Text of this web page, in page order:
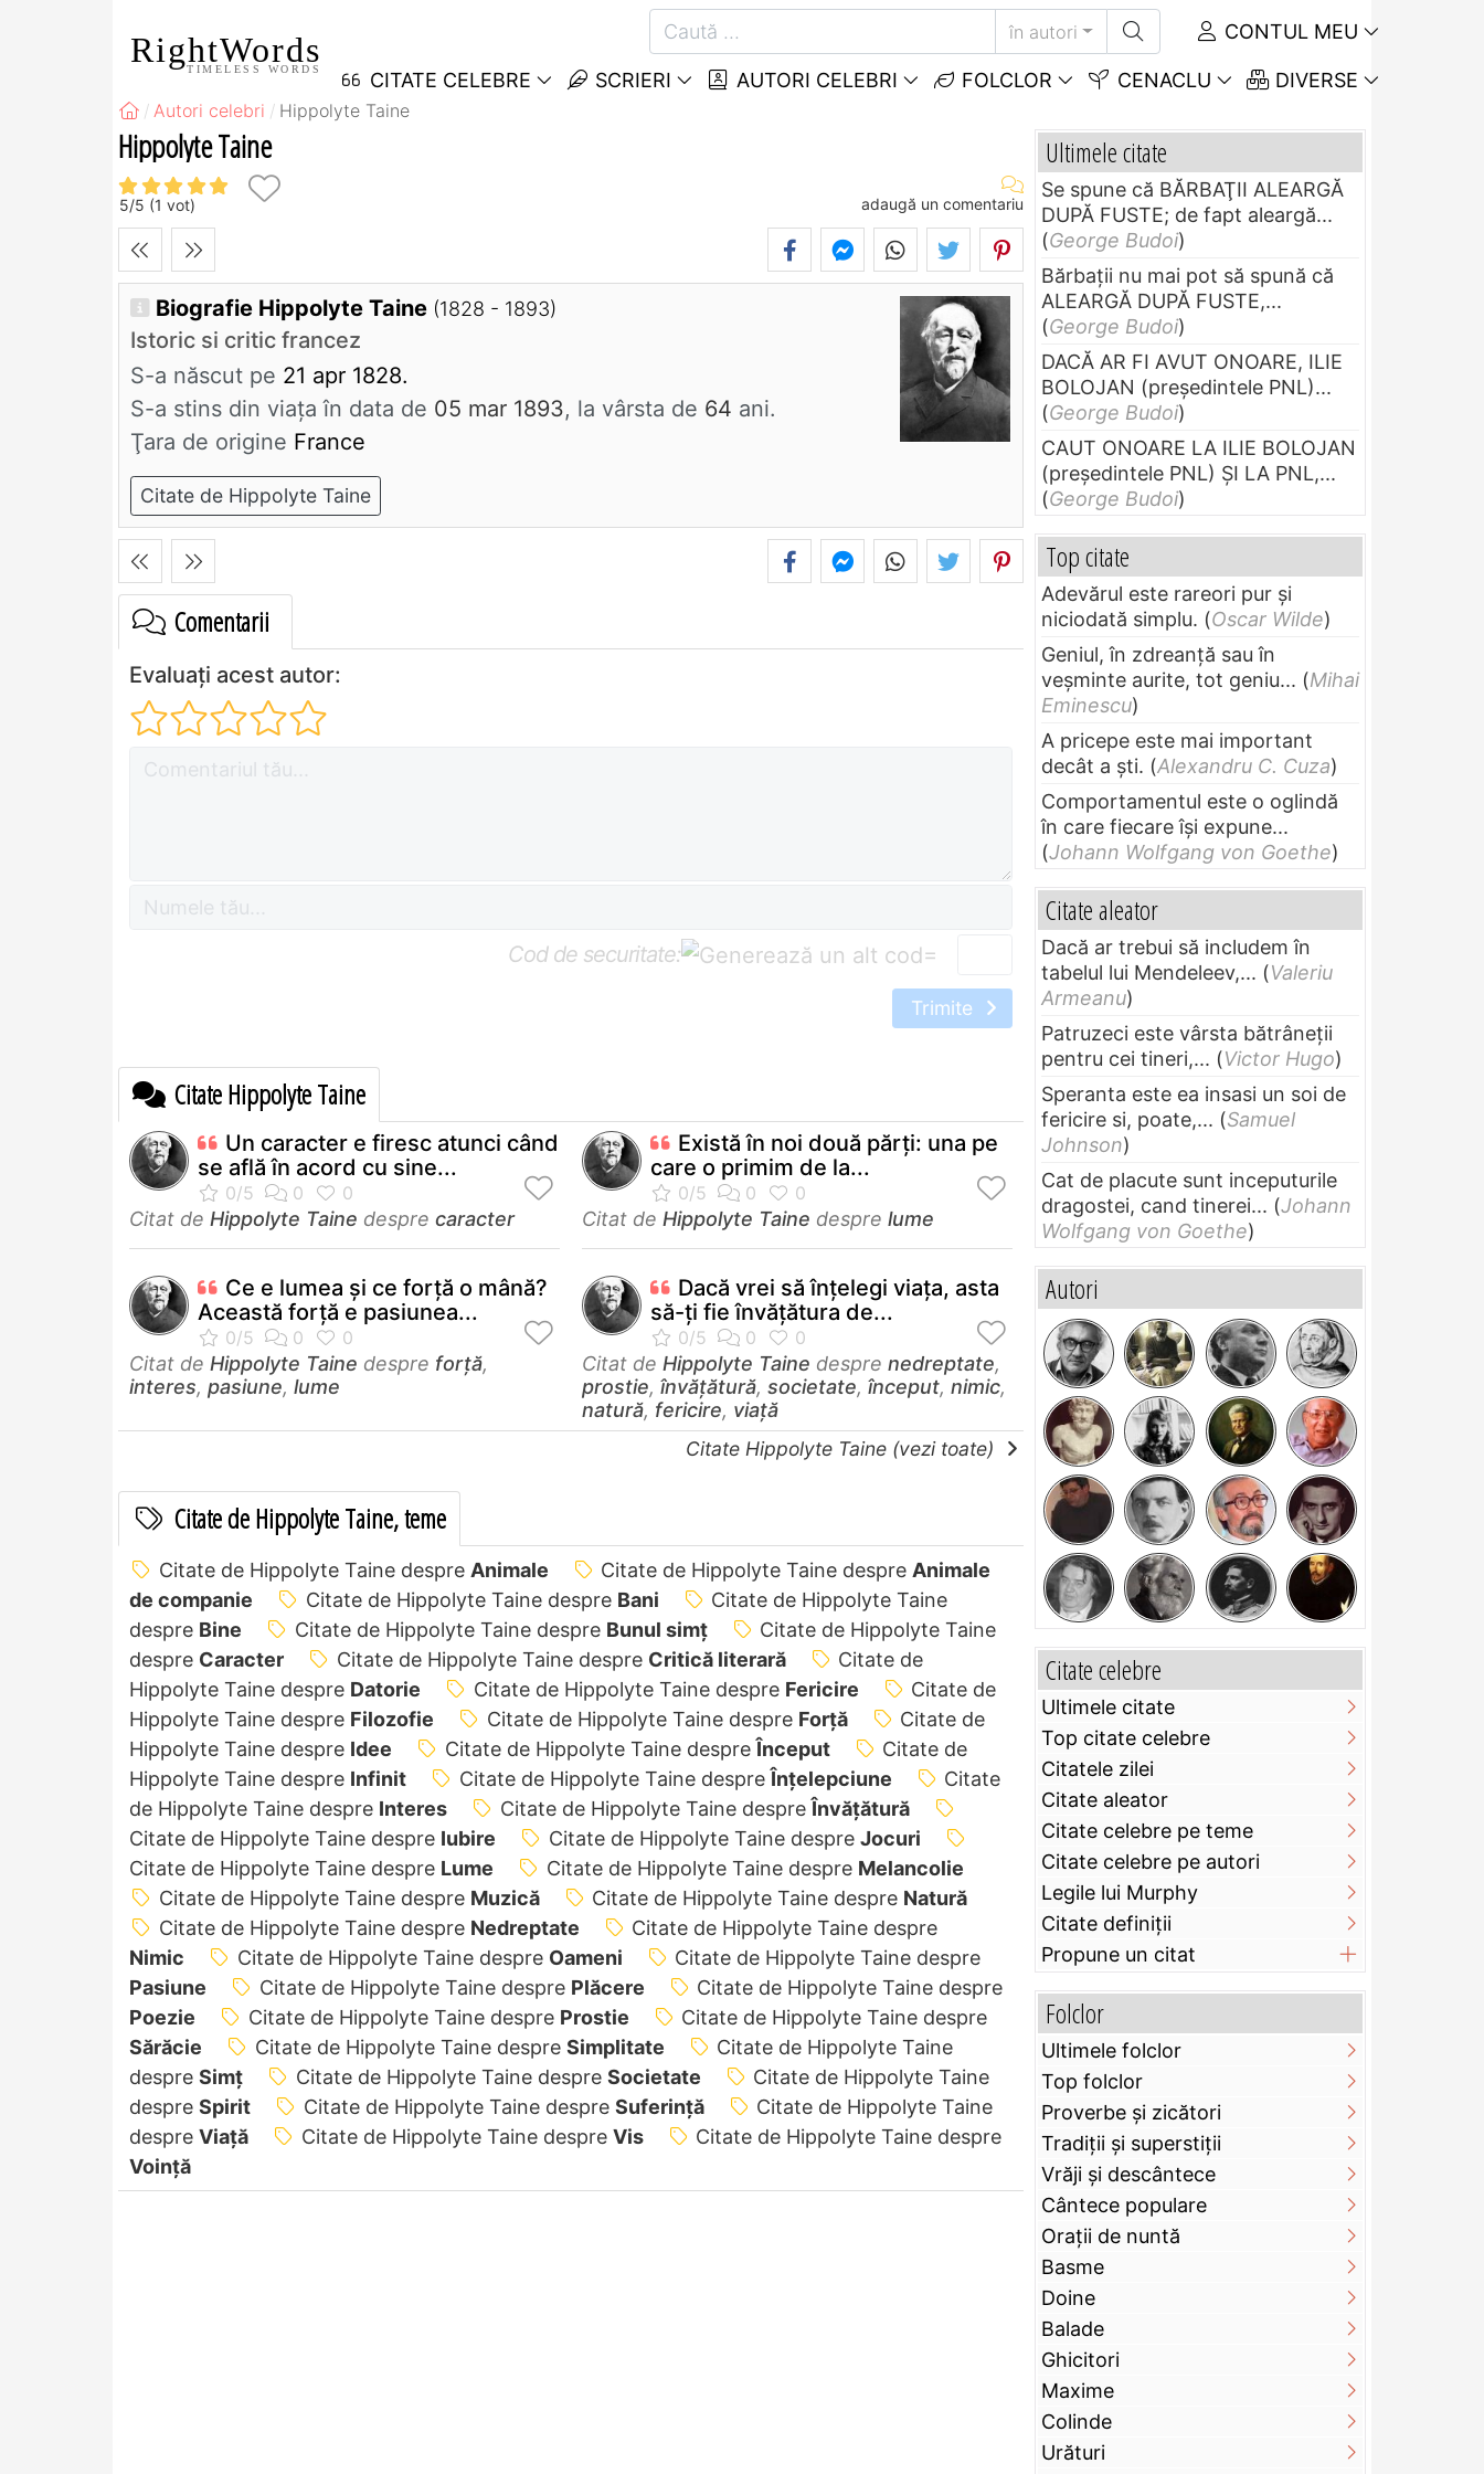
RightWords
TIMELESS WORDS
în autori CONTUL MEU
CITATE CELEBRE SCRIERI AUTORI CELEBRI FOLCLOR CENACLU DIVERSE
Autori celebri Hippolyte Taine
Hippolyte Taine
5/5 (1 vot) adaugă un comentariu
Biografie Hippolyte Taine (1828 - 1893)
Istoric si critic francez
S-a născut pe 21 apr 1828.
S-a stins din viaţa în data de 05 mar 1893, la vârsta de 64 ani.
Ţara de origine France
Citate de Hippolyte Taine
Comentarii
Evaluați acest autor:
Cod de securitate: =
Trimite
Citate Hippolyte Taine
Un caracter e firesc atunci când
se află în acord cu sine...
Citat de Hippolyte Taine despre caracter
Există în noi două părţi: una pe
care o primim de la...
Citat de Hippolyte Taine despre lume
Ce e lumea şi ce forţă o mână?
Această forţă e pasiunea...
Citat de Hippolyte Taine despre forță,
interes, pasiune, lume
Dacă vrei să înţelegi viaţa, asta
să-ţi fie învăţătura de...
Citat de Hippolyte Taine despre nedreptate,
prostie, învățătură, societate, început, nimic,
natură, fericire, viață
Citate Hippolyte Taine (vezi toate)
Citate de Hippolyte Taine, teme
Citate de Hippolyte Taine despre Animale Citate de Hippolyte Taine despre Animale
de companie
Citate de Hippolyte Taine despre Bani
Citate de Hippolyte Taine
despre Bine Citate de Hippolyte Taine despre Bunul simț
Citate de Hippolyte Taine
despre Caracter Citate de Hippolyte Taine despre Critică literară
Citate de
Hippolyte Taine despre Datorie Citate de Hippolyte Taine despre Fericire
Citate de
Hippolyte Taine despre Filozofie Citate de Hippolyte Taine despre Forță
Citate de
Hippolyte Taine despre Idee Citate de Hippolyte Taine despre Început
Citate de
Hippolyte Taine despre Infinit Citate de Hippolyte Taine despre Înțelepciune
Citate
de Hippolyte Taine despre Interes Citate de Hippolyte Taine despre Învățătură
Citate de Hippolyte Taine despre Iubire Citate de Hippolyte Taine despre Jocuri
Citate de Hippolyte Taine despre Lume Citate de Hippolyte Taine despre Melancolie
Citate de Hippolyte Taine despre Muzică Citate de Hippolyte Taine despre Natură
Citate de Hippolyte Taine despre Nedreptate
Citate de Hippolyte Taine despre
Nimic
Citate de Hippolyte Taine despre Oameni
Citate de Hippolyte Taine despre
Pasiune
Citate de Hippolyte Taine despre Plăcere
Citate de Hippolyte Taine despre
Poezie
Citate de Hippolyte Taine despre Prostie
Citate de Hippolyte Taine despre
Sărăcie
Citate de Hippolyte Taine despre Simplitate
Citate de Hippolyte Taine
despre Simț Citate de Hippolyte Taine despre Societate
Citate de Hippolyte Taine
despre Spirit Citate de Hippolyte Taine despre Suferință
Citate de Hippolyte Taine
despre Viață Citate de Hippolyte Taine despre Vis
Citate de Hippolyte Taine despre
Voință
Ultimele citate
Se spune că BĂRBAŢII ALEARGĂ
DUPĂ FUSTE; de fapt aleargă...
(George Budoi)
Bărbaţii nu mai pot să spună că
ALEARGĂ DUPĂ FUSTE,...
(George Budoi)
DACĂ AR FI AVUT ONOARE, ILIE
BOLOJAN (preşedintele PNL)...
(George Budoi)
CAUT ONOARE LA ILIE BOLOJAN
(preşedintele PNL) ŞI LA PNL,...
(George Budoi)
Top citate
Adevărul este rareori pur și
niciodată simplu. (Oscar Wilde)
Geniul, în zdreanţă sau în
veşminte aurite, tot geniu... (Mihai
Eminescu)
A pricepe este mai important
decât a ști. (Alexandru C. Cuza)
Comportamentul este o oglindă
în care fiecare își expune...
(Johann Wolfgang von Goethe)
Citate aleator
Dacă ar trebui să includem în
tabelul lui Mendeleev,... (Valeriu
Armeanu)
Patruzeci este vârsta bătrâneții
pentru cei tineri,... (Victor Hugo)
Speranta este ea insasi un soi de
fericire si, poate,... (Samuel
Johnson)
Cat de placute sunt inceputurile
dragostei, cand tinerei... (Johann
Wolfgang von Goethe)
Autori
Citate celebre
Ultimele citate
Top citate celebre
Citatele zilei
Citate aleator
Citate celebre pe teme
Citate celebre pe autori
Legile lui Murphy
Citate definiţii
Propune un citat
Folclor
Ultimele folclor
Top folclor
Proverbe și zicători
Tradiții și superstiții
Vrăji și descântece
Cântece populare
Orații de nuntă
Basme
Doine
Balade
Ghicitori
Maxime
Colinde
Urături